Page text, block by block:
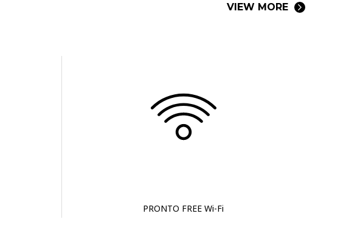
VIEW MORE
PRONTO FREE Wi-Fi